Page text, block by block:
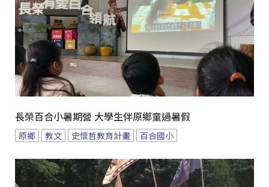
長榮百合小暑期營 大學生伴原鄉童過暑假
原鄉 教文 史懷哲教育計畫 百合國小